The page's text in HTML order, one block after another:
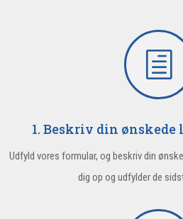
h
1. Beskriv din
Udfyld vores formular, og beskriv din
dig op og udfylder de